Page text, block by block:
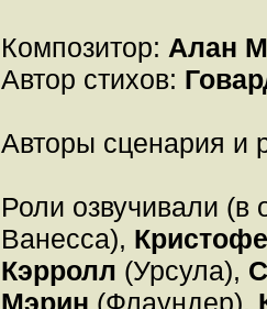
Композитор: Алан
Автор стихов:
Авторы сценария и
Роли озвучивали (в
Ванесса),
Кэрролл (Урсула),
Мэрин (Флаундер),